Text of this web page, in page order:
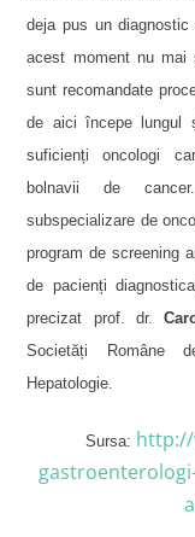
deja pus un
acest moment nu
sunt recomandate
de aici începe lungul
suficienți oncologi
bolnavii de
subspecializare de
program de screening
de pacienți
precizat prof. dr.
Societăți Române
Hepatologie.
Sursa: